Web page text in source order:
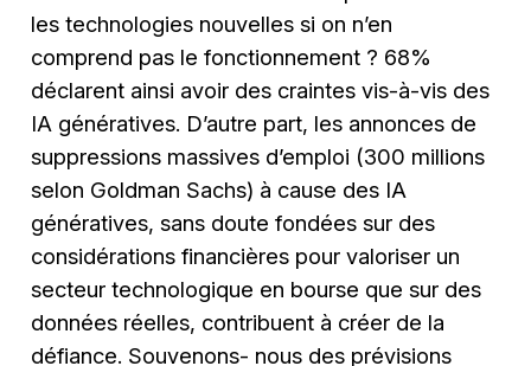
les technologies nouvelles si on n’en
comprend pas le fonctionnement ? 68%
déclarent ainsi avoir des craintes vis-à-vis des
IA génératives. D’autre part, les annonces de
suppressions massives d’emploi (300 millions
selon Goldman Sachs) à cause des IA
génératives, sans doute fondées sur des
considérations financières pour valoriser un
secteur technologique en bourse que sur des
données réelles, contribuent à créer de la
défiance. Souvenons- nous des prévisions